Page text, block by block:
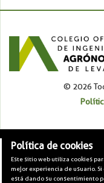
Política de cookies
Este sitio web utiliza cookies
mejor experiencia de usuario.
está dando su consentimiento
© 2026